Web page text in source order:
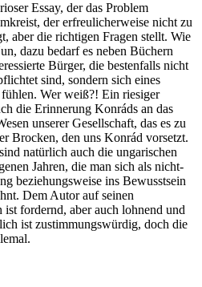
Essay, der das Problem
der erfreulicherweise nicht zu
aber die richtigen Fragen stellt. Wie
dazu bedarf es neben Büchern
Bürger, die bestenfalls nicht
sind, sondern sich eines
Wer weiß?! Ein riesiger
die Erinnerung Konráds an das
unserer Gesellschaft, das es zu
Brocken, den uns Konrád vorsetzt.
natürlich auch die ungarischen
Jahren, die man sich als nicht-
beziehungsweise ins Bewusstsein
Dem Autor auf seinen
ist fordernd, aber auch lohnend und
ist zustimmungswürdig, doch die